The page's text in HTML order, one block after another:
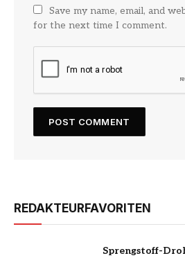
Save my name, email, and
for the next time I comment.
REDAKTEURFAVORITEN
Sprengstoff-